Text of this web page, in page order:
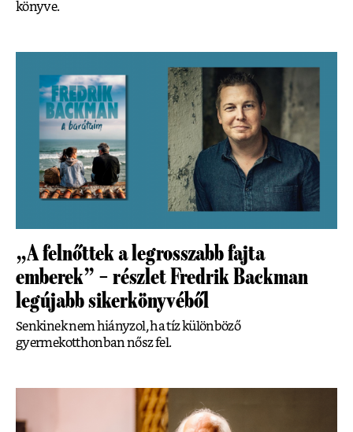
könyve.
„A felnőttek a legrosszabb fajta
emberek” – részlet Fredrik Backman
legújabb sikerkönyvéből
Senkinek nem hiányzol, ha tíz különböző
gyermekotthonban nősz fel.